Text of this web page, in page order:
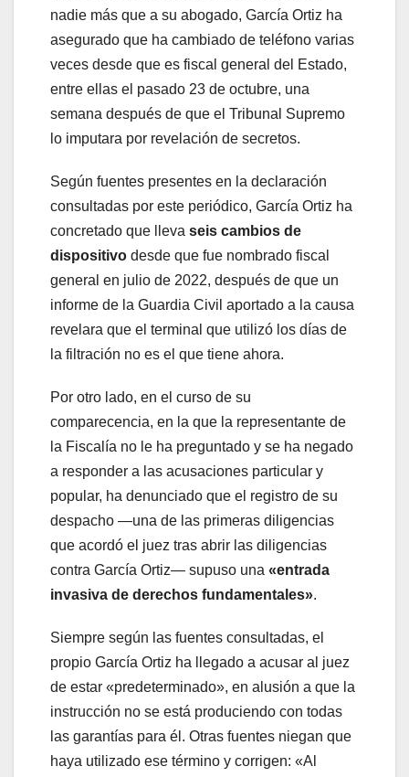
nadie más que a su abogado, García Ortiz ha
asegurado que ha cambiado de teléfono varias
veces desde que es fiscal general del Estado,
entre ellas el pasado 23 de octubre, una
semana después de que el Tribunal Supremo
lo imputara por revelación de secretos.
Según fuentes presentes en la declaración
consultadas por este periódico, García Ortiz ha
concretado que lleva seis cambios de
dispositivo desde que fue nombrado fiscal
general en julio de 2022, después de que un
informe de la Guardia Civil aportado a la causa
revelara que el terminal que utilizó los días de
la filtración no es el que tiene ahora.
Por otro lado, en el curso de su
comparecencia, en la que la representante de
la Fiscalía no le ha preguntado y se ha negado
a responder a las acusaciones particular y
popular, ha denunciado que el registro de su
despacho —una de las primeras diligencias
que acordó el juez tras abrir las diligencias
contra García Ortiz— supuso una «entrada
invasiva de derechos fundamentales».
Siempre según las fuentes consultadas, el
propio García Ortiz ha llegado a acusar al juez
de estar «predeterminado», en alusión a que la
instrucción no se está produciendo con todas
las garantías para él. Otras fuentes niegan que
haya utilizado ese término y corrigen: «Al